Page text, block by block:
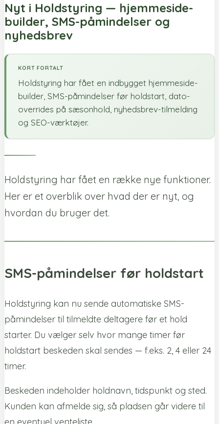
Nyt i Holdstyring — hjemmeside-
builder, SMS-påmindelser og
nyhedsbrev
KORT FORTALT
Holdstyring har fået en indbygget hjemmeside-
builder, SMS-påmindelser før holdstart, dato-
overrides på sæsonhold, nyhedsbrev-tilmelding
og SEO-værktøjer.
Holdstyring har fået en række nye funktioner.
Her er et overblik over hvad der er nyt, og
hvordan du bruger det.
SMS-påmindelser før holdstart
Holdstyring kan nu sende automatiske SMS-
påmindelser til tilmeldte deltagere før et hold
starter. Du vælger selv hvor mange timer før
holdstart beskeden skal sendes — f.eks. 2, 4 eller 24
timer.
Beskeden indeholder holdnavn, tidspunkt og sted.
Kunden kan afmelde sig, så pladsen går videre til
en eventuel venteliste.